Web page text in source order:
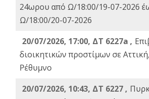
24ωρου από Ω/18:00/19-07-2026
Ω/18:00/20-07-2026
20/07/2026, 17:00, ΔΤ 6227a ,
διοικητικών προστίμων σε
Ρέθυμνο
20/07/2026, 10:43, ΔΤ 6227 ,